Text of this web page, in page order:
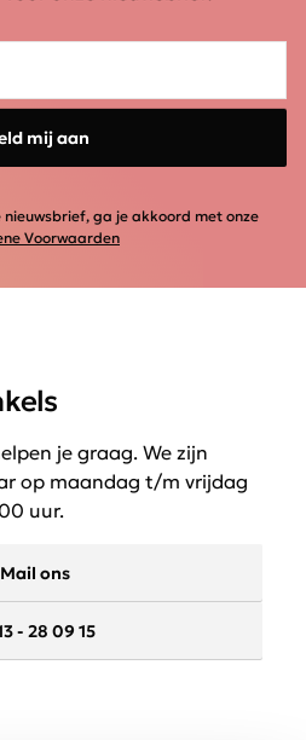
mij aan
nieuwsbrief, ga je akkoord met onze
Voorwaarden
je graag. We zijn
op maandag t/m vrijdag
uur.
Mail ons
- 28 09 15